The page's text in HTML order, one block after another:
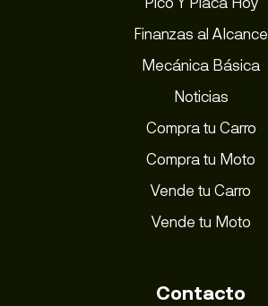
Finanzas al Alcance
Mecánica Básica
Noticias
Compra tu Carro
Compra tu Moto
Vende tu Carro
Vende tu Moto
Contacto